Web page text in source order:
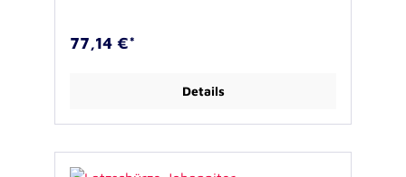
77,14 €*
Details